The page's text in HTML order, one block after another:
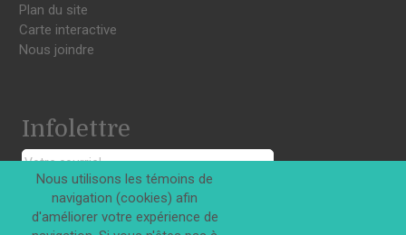
Plan du site
Carte interactive
Nous joindre
Infolettre
S'INSCRIRE
Nous utilisons les témoins de
navigation (cookies) afin
d'améliorer votre expérience de